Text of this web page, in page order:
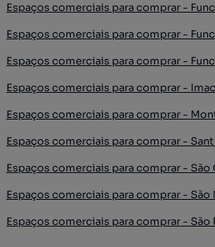
Espaços comerciais para comprar -
Espaços comerciais para comprar -
Espaços comerciais para comprar -
Espaços comerciais para comprar -
Espaços comerciais para comprar -
Espaços comerciais para comprar -
Espaços comerciais para comprar - São
Espaços comerciais para comprar - São
Espaços comerciais para comprar - São